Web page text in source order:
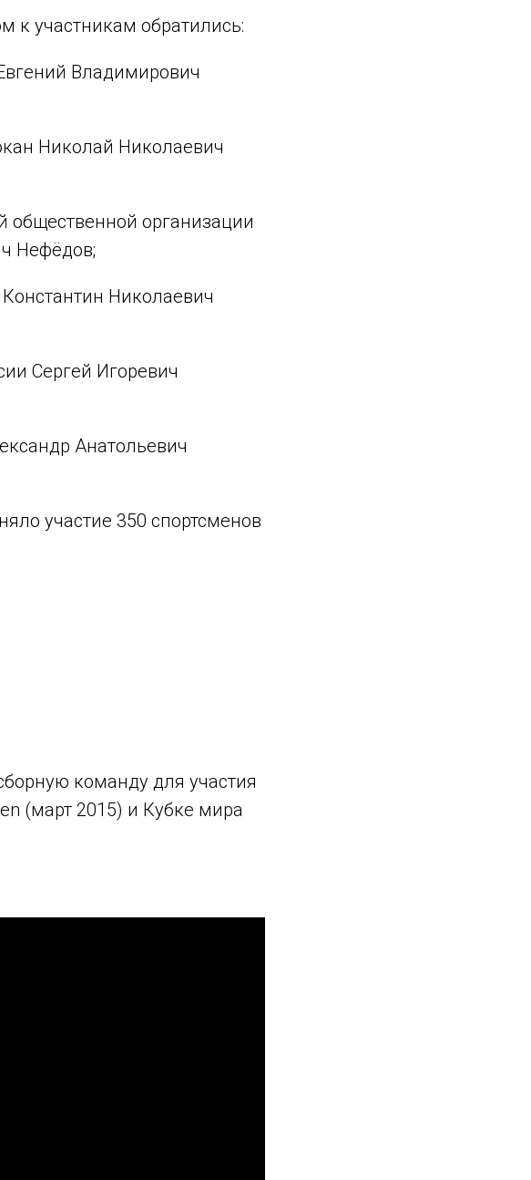
к участникам обратились:
Владимирович
Николай Николаевич
общественной организации
Нефёдов;
Николаевич
Сергей Игоревич
Анатольевич
участие 350 спортсменов
команду для участия
(март 2015) и Кубке мира